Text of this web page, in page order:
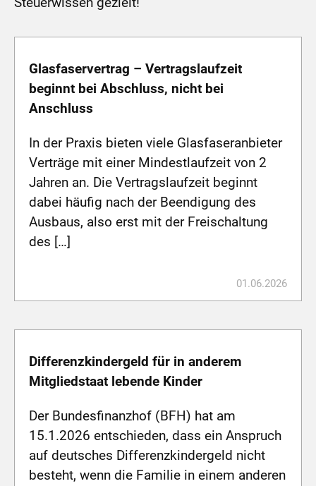
Glasfaservertrag – Vertragslaufzeit
beginnt bei Abschluss, nicht bei
Anschluss
In der Praxis bieten viele Glasfaseranbieter
Verträge mit einer Mindestlaufzeit von 2
Jahren an. Die Vertragslaufzeit beginnt
dabei häufig nach der Beendigung des
Ausbaus, also erst mit der Freischaltung
des […]
01.06.2026
Differenzkindergeld für in anderem
Mitgliedstaat lebende Kinder
Der Bundesfinanzhof (BFH) hat am
15.1.2026 entschieden, dass ein Anspruch
auf deutsches Differenzkindergeld nicht
besteht, wenn die Familie in einem anderen